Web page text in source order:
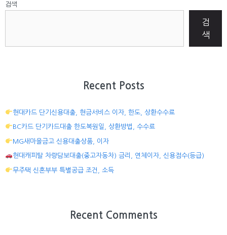
검색
검
색
Recent Posts
현대카드 단기신용대출, 현금서비스 이자, 한도, 상환수수료
BC카드 단기카드대출 한도복원일, 상환방법, 수수료
MG새마을금고 신용대출상품, 이자
현대캐피탈 차량담보대출(중고자동차) 금리, 연체이자, 신용점수(등급)
무주택 신혼부부 특별공급 조건, 소득
Recent Comments